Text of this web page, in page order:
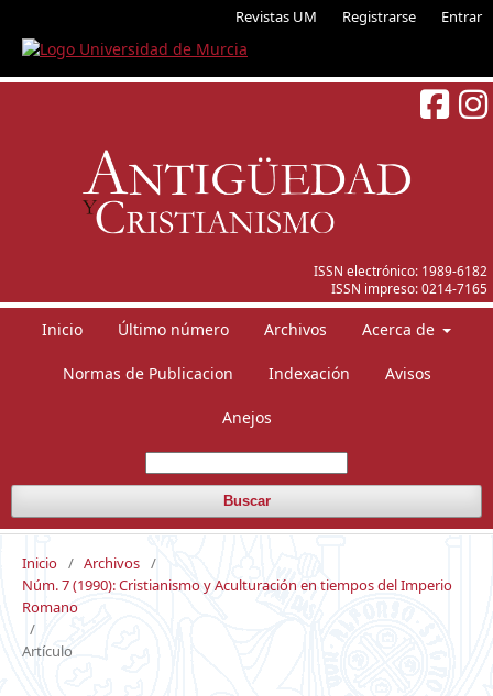
Revistas UM Registrarse Entrar
ISSN electrónico: 1989-6182
ISSN impreso:0214-7165
Inicio Último número Archivos Acerca de
Normas de Publicacion Indexación Avisos
Anejos
Buscar
Inicio / Archivos /
Núm. 7 (1990): Cristianismo y Aculturación en tiempos del Imperio
Romano
/
Artículo